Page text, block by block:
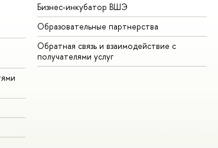
Бизнес-инкубатор ВШЭ
Образовательные партнерства
Обратная связь и взаимодействие с
получателями услуг